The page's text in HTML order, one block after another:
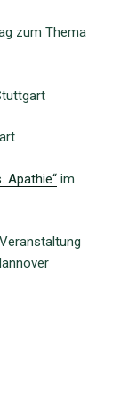
zum Thema
Apathie“ im